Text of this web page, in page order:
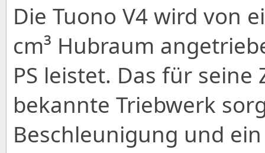
Die Tuono V4 wird von
cm³ Hubraum
PS leistet. Das für
bekannte Triebwerk
Beschleunigung und